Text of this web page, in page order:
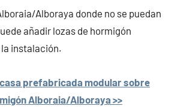
Alboraya donde no se puedan
añadir lozas de hormigón
instalación.
prefabricada modular sobre
Alboraia/Alboraya >>